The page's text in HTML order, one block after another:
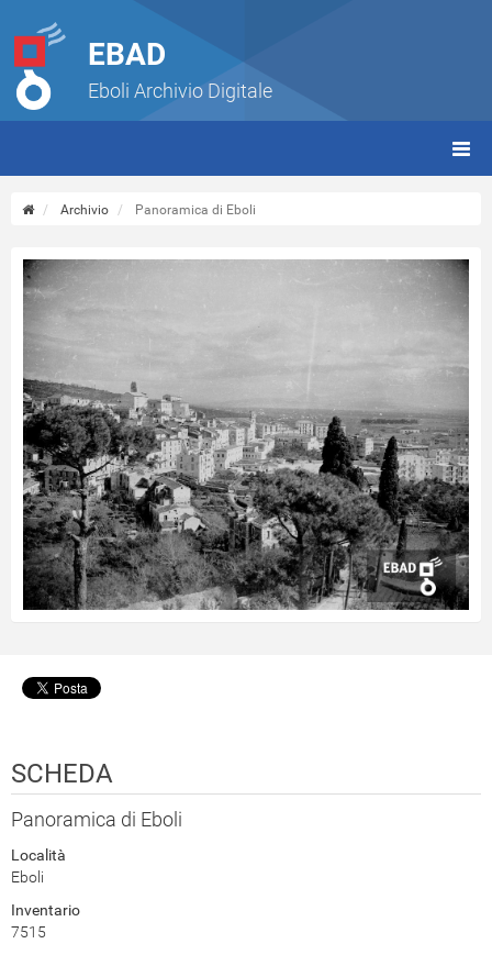
EBAD
Eboli Archivio Digitale
Archivio Panoramica di Eboli
SCHEDA
Panoramica di Eboli
Località
Eboli
Inventario
7515